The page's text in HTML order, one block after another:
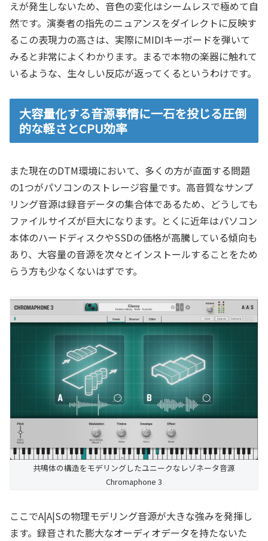
えが発生しないため、音色の変化はシームレスで極めて自
然です。演奏者の指先のニュアンスをダイレクトに反映す
るこの表現力の高さは、実際にMIDIキーボードを弾いて
みると非常によくわかります。まるで本物の楽器に触れて
いるような、生々しい反応が返ってくるというわけです。
大容量化する音源事情に一石を投じる圧倒
的な軽さとCPU効率
また現在のDTM環境において、多くの方が直面する問題
の1つがパソコンのストレージ容量です。高音質なサンプ
リング音源は録音データの集合体であるため、どうしても
ファイルサイズが巨大になります。とくに近年はパソコン
本体のハードディスクやSSDの価格が高騰している傾向も
あり、大容量の音源を次々とインストールすることをため
らう方も少なくないはずです。
共鳴体の構造をモデリングしたユニークなレゾネータ音源
Chromaphone 3
ここでA|A|Sの物理モデリング音源が大きな強みを発揮し
ます。録音された膨大なオーディオデータを持たないた